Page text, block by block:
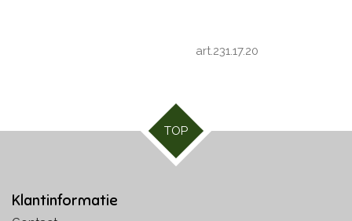
art.231.17.20
TOP
Klantinformatie